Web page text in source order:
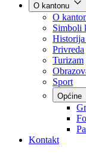
Planovi
Značajni
O kantonu
O
Simboli
Historija
Privreda
Turizam
Općine